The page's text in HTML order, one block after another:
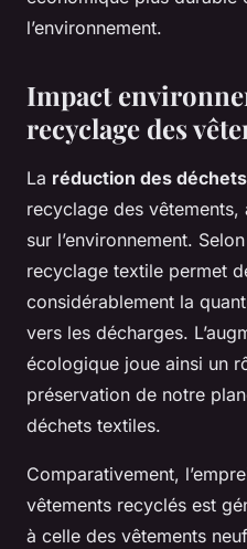
l’environnement.
Impact
recyclage des
La réduction des déchets
recyclage des
sur l’environnement.
recyclage textile permet
considérablement la
vers les décharges.
écologique joue ainsi un
préservation de notre
déchets textiles.
Comparativement,
vêtements recyclés est
à celle des vêtements